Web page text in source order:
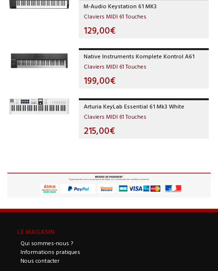
M-Audio Keystation 61 MK3
Claviers MIDI 61 Touches
129,00€
Native Instruments Komplete Kontrol A61
Claviers MIDI 61 Touches
199,00€
Arturia KeyLab Essential 61 Mk3 White
Claviers MIDI 61 Touches
215,00€
LE MAGASIN
Qui sommes-nous ?
Informations pratiques
Nous contacter